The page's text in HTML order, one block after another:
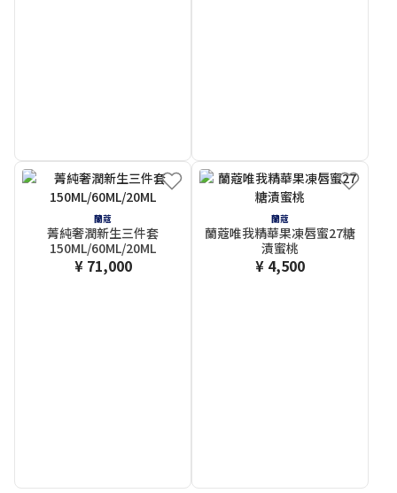
蘭蔻
菁純奢潤新生三件套
150ML/60ML/20ML
¥ 71,000
蘭蔻
蘭蔻唯我精華果凍唇蜜27糖
漬蜜桃
¥ 4,500